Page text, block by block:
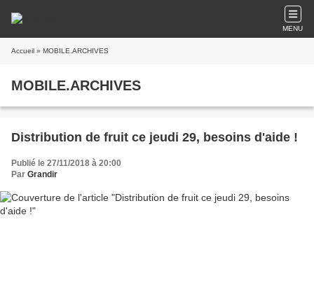
MENU
Accueil » MOBILE.ARCHIVES
MOBILE.ARCHIVES
Distribution de fruit ce jeudi 29, besoins d'aide !
Publié le 27/11/2018 à 20:00
Par Grandir